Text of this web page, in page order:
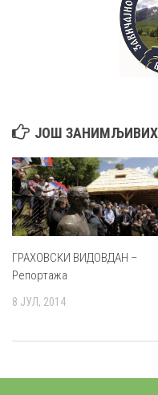
ЈОШ
ГРАХОВСКИ ВИДОВДАН –
Репортажа
8 ЈУЛ, 2014